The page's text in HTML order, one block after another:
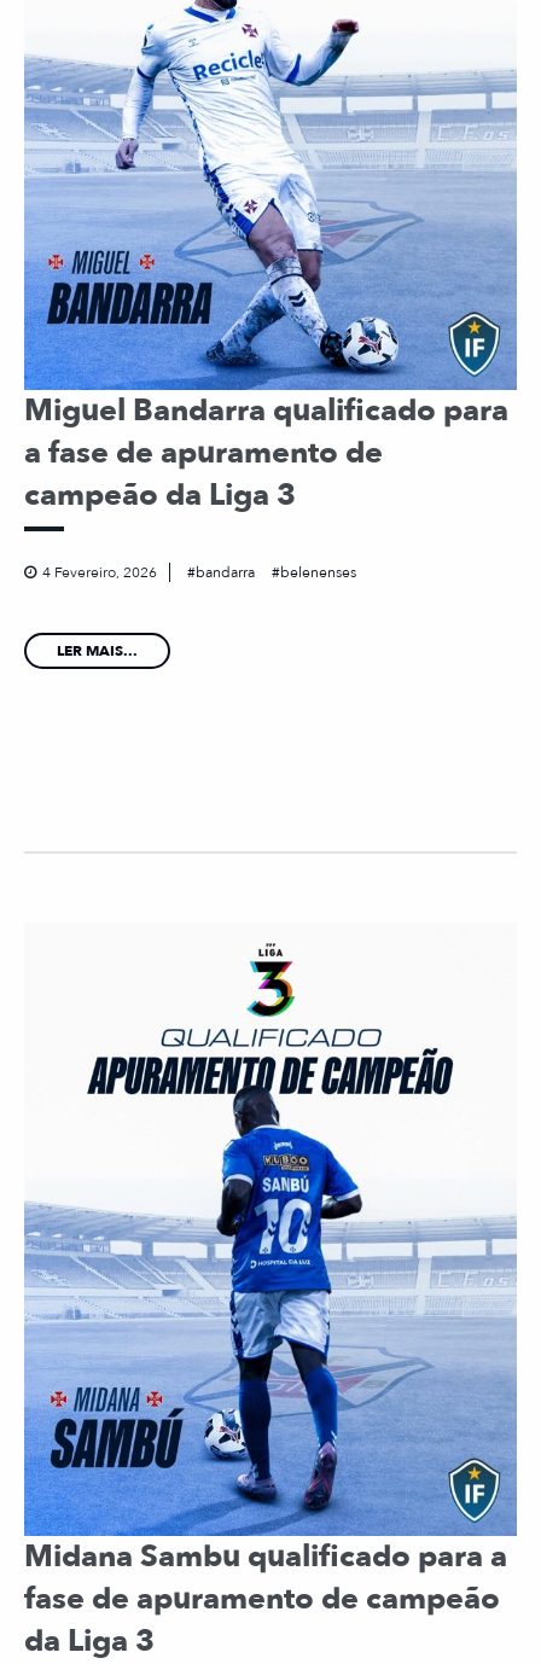
Miguel Bandarra qualificado para
a fase de apuramento de
campeão da Liga 3
4 Fevereiro, 2026 bandarra belenenses
LER MAIS...
Midana Sambu qualificado para a
fase de apuramento de campeão
da Liga 3